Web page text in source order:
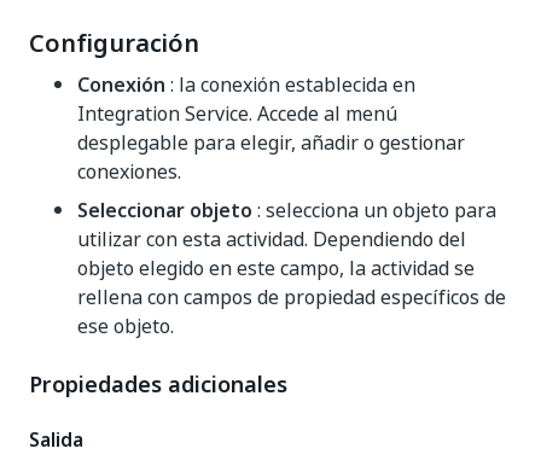
Configuración
Conexión : la conexión establecida en
Integration Service. Accede al menú
desplegable para elegir, añadir o gestionar
conexiones.
Seleccionar objeto : selecciona un objeto para
utilizar con esta actividad. Dependiendo del
objeto elegido en este campo, la actividad se
rellena con campos de propiedad específicos de
ese objeto.
Propiedades adicionales
Salida